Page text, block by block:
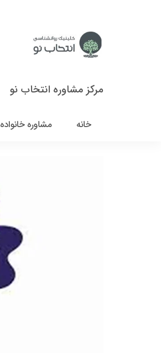
مرکز مشاوره انتخاب نو
خانه مشاوره خانواده